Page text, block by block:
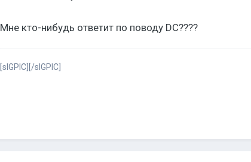
Мне кто-нибудь ответит по поводу DC????
[sIGPIC][/sIGPIC]